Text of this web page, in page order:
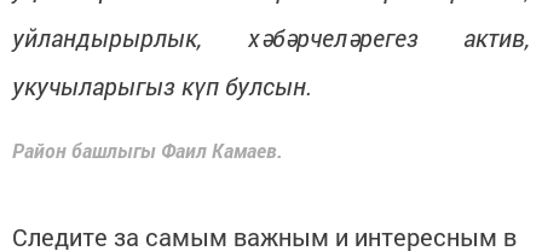
уйландырырлык, хәбәрчеләрегез актив,
укучыларыгыз күп булсын.
Район башлыгы Фаил Камаев.
Следите за самым важным и интересным в